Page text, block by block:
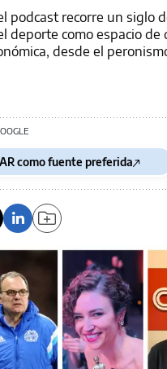
podcast recorre un siglo
deporte como espacio de
desde el
como fuente preferida